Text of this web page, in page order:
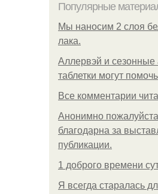
Популярные
Мы наносим 2 слоя
лака.
Аллервэй и сезонные
таблетки могут помочь
Все комментарии
Анонимно
благодарна за
публикации.
1 доброго времени
Я всегда старалась